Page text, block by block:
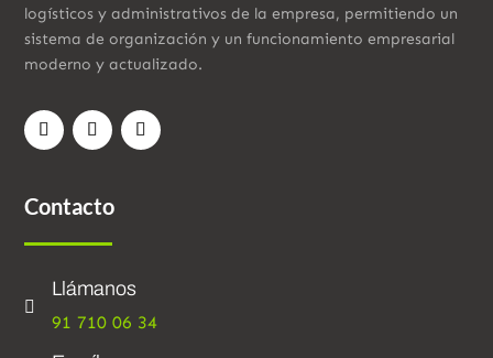
logísticos y administrativos de la empresa, permitiendo un
sistema de organización y un funcionamiento empresarial
moderno y actualizado.
Contacto

Llámanos
91 710 06 34